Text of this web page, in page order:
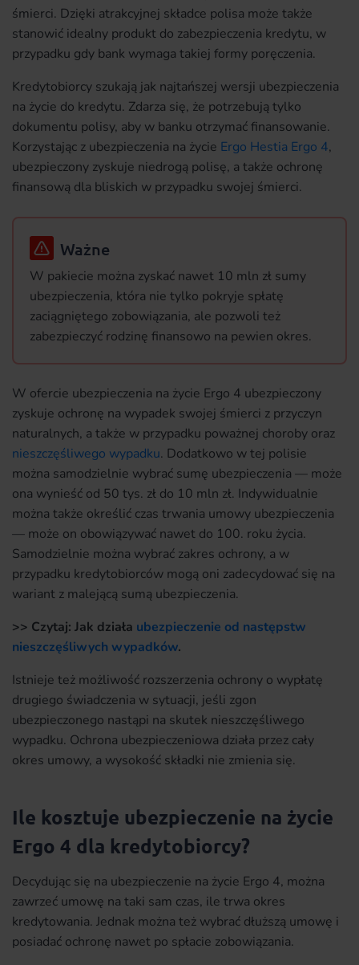
śmierci. Dzięki atrakcyjnej składce polisa może także
stanowić idealny produkt do zabezpieczenia kredytu, w
przypadku gdy bank wymaga takiej formy poręczenia.
Kredytobiorcy szukają jak najtańszej wersji ubezpieczenia
na życie do kredytu. Zdarza się, że potrzebują tylko
dokumentu polisy, aby w banku otrzymać finansowanie.
Korzystając z ubezpieczenia na życie Ergo Hestia Ergo 4,
ubezpieczony zyskuje niedrogą polisę, a także ochronę
finansową dla bliskich w przypadku swojej śmierci.
Ważne
W pakiecie można zyskać nawet 10 mln zł sumy
ubezpieczenia, która nie tylko pokryje spłatę
zaciągniętego zobowiązania, ale pozwoli też
zabezpieczyć rodzinę finansowo na pewien okres.
W ofercie ubezpieczenia na życie Ergo 4 ubezpieczony
zyskuje ochronę na wypadek swojej śmierci z przyczyn
naturalnych, a także w przypadku poważnej choroby oraz
nieszczęśliwego wypadku. Dodatkowo w tej polisie
można samodzielnie wybrać sumę ubezpieczenia — może
ona wynieść od 50 tys. zł do 10 mln zł. Indywidualnie
można także określić czas trwania umowy ubezpieczenia
— może on obowiązywać nawet do 100. roku życia.
Samodzielnie można wybrać zakres ochrony, a w
przypadku kredytobiorców mogą oni zadecydować się na
wariant z malejącą sumą ubezpieczenia.
>> Czytaj: Jak działa ubezpieczenie od następstw
nieszczęśliwych wypadków.
Istnieje też możliwość rozszerzenia ochrony o wypłatę
drugiego świadczenia w sytuacji, jeśli zgon
ubezpieczonego nastąpi na skutek nieszczęśliwego
wypadku. Ochrona ubezpieczeniowa działa przez cały
okres umowy, a wysokość składki nie zmienia się.
Ile kosztuje ubezpieczenie na życie
Ergo 4 dla kredytobiorcy?
Decydując się na ubezpieczenie na życie Ergo 4, można
zawrzeć umowę na taki sam czas, ile trwa okres
kredytowania. Jednak można też wybrać dłuższą umowę i
posiadać ochronę nawet po spłacie zobowiązania.